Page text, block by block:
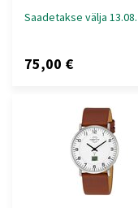
Saadetakse välja 13.08.
75,00 €